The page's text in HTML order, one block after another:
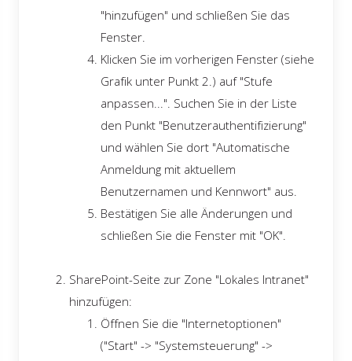
"hinzufügen" und schließen Sie das
Fenster.
Klicken Sie im vorherigen Fenster (siehe
Grafik unter Punkt 2.) auf "Stufe
anpassen...". Suchen Sie in der Liste
den Punkt "Benutzerauthentifizierung"
und wählen Sie dort "Automatische
Anmeldung mit aktuellem
Benutzernamen und Kennwort" aus.
Bestätigen Sie alle Änderungen und
schließen Sie die Fenster mit "OK".
SharePoint-Seite zur Zone "Lokales Intranet"
hinzufügen:
Öffnen Sie die "Internetoptionen"
("Start" -> "Systemsteuerung" ->